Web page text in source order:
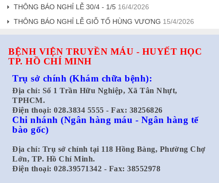
THÔNG BÁO NGHỈ LỄ 30/4 - 1/5 16/4/2026
THÔNG BÁO NGHỈ LỄ GIỖ TỔ HÙNG VƯƠNG 15/4/2026
BỆNH VIỆN TRUYỀN MÁU - HUYẾT HỌC
TP. HỒ CHÍ MINH
Trụ sở chính (Khám chữa bệnh):
Địa chỉ: Số 1 Trần Hữu Nghiệp, Xã Tân Nhựt,
TPHCM.
Điện thoại: 028.3834 5555 - Fax: 38256826
Chi nhánh (Ngân hàng máu - Ngân hàng tế
bào gốc)
Địa chỉ: Trụ sở chính tại 118 Hồng Bàng, Phường Chợ
Lớn, TP. Hồ Chí Minh.
Điện thoại: 028.39571342 - Fax: 38552978